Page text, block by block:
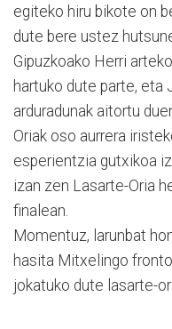
egiteko hiru bikote on
dute bere ustez
Gipuzkoako Herri
hartuko dute parte,
arduradunak aitortu
Oriak oso aurrera
esperientzia gutxikoa
izan zen Lasarte-Oria
finalean.
Momentuz, larunbat
hasita Mitxelingo
jokatuko dute lasarte-